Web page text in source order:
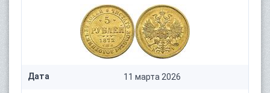
Дата 11 марта 2026